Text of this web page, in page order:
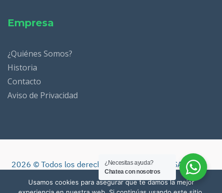
Empresa
¿Quiénes Somos?
Historia
Contacto
Aviso de Privacidad
2026 ©️ Todos los derechos reservados. SEICSA
Proyectos Ambientales
¿Necesitas ayuda?
Chatea con nosotros
Usamos cookies para asegurar que te damos la mejor